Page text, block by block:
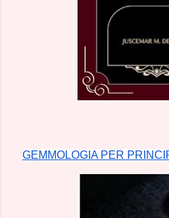
GEMMOLOGIA PER